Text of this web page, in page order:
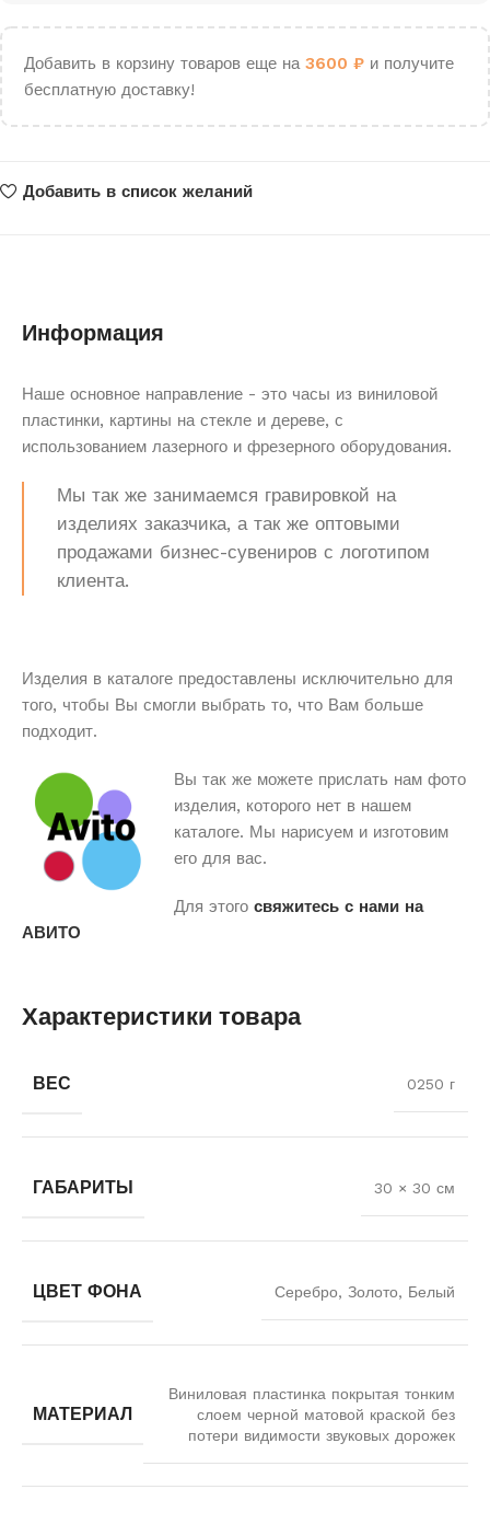
Добавить в корзину товаров еще на 3600 ₽ и получите
бесплатную доставку!
Добавить в список желаний
Информация
Наше основное направление - это часы из виниловой
пластинки, картины на стекле и дереве, с
использованием лазерного и фрезерного оборудования.
Мы так же занимаемся гравировкой на
изделиях заказчика, а так же оптовыми
продажами бизнес-сувениров с логотипом
клиента.
Изделия в каталоге предоставлены исключительно для
того, чтобы Вы смогли выбрать то, что Вам больше
подходит.
Вы так же можете прислать нам фото
изделия, которого нет в нашем
каталоге. Мы нарисуем и изготовим
его для вас.
Для этого свяжитесь с нами на
АВИТО
Характеристики товара
ВЕС 0250 г
ГАБАРИТЫ 30 × 30 см
ЦВЕТ ФОНА Серебро, Золото, Белый
МАТЕРИАЛ
Виниловая пластинка покрытая тонким
слоем черной матовой краской без
потери видимости звуковых дорожек